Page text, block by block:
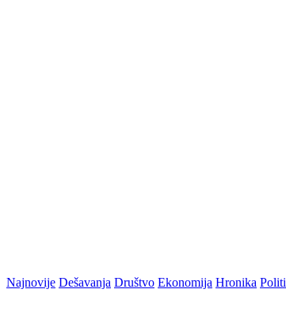
Najnovije Dešavanja Društvo Ekonomija Hronika